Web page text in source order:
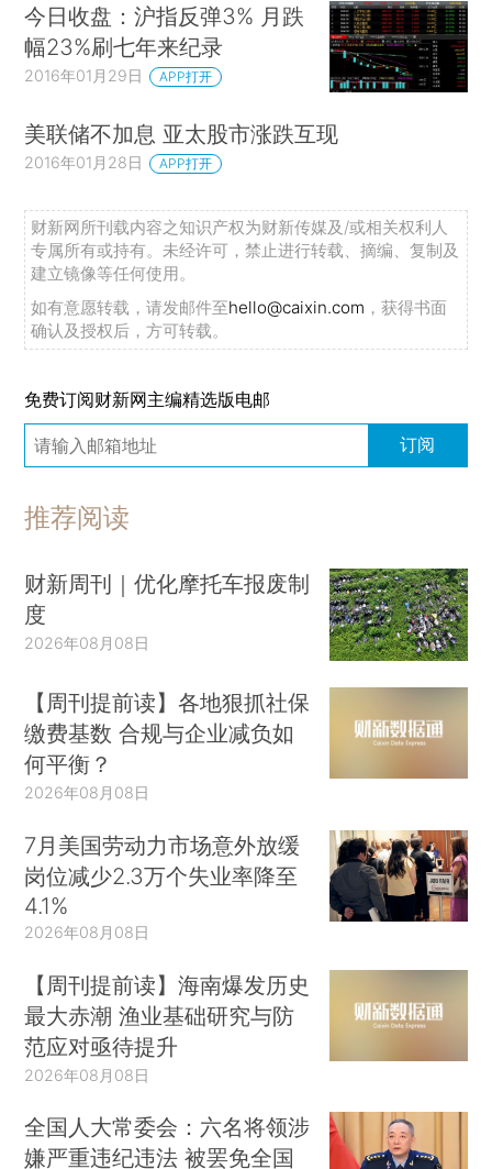
今日收盘：沪指反弹3% 月跌
幅23%刷七年来纪录
2016年01月29日 APP打开
美联储不加息 亚太股市涨跌互现
2016年01月28日 APP打开
财新网所刊载内容之知识产权为财新传媒及/或相关权利人
专属所有或持有。未经许可，禁止进行转载、摘编、复制及
建立镜像等任何使用。
如有意愿转载，请发邮件至hello@caixin.com ，获得书面
确认及授权后，方可转载。
免费订阅财新网主编精选版电邮
订阅
推荐阅读
财新周刊｜优化摩托车报废制
度
2026年08月08日
【周刊提前读】各地狠抓社保
缴费基数 合规与企业减负如
何平衡？
2026年08月08日
7月美国劳动力市场意外放缓
岗位减少2.3万个失业率降至
4.1%
2026年08月08日
【周刊提前读】海南爆发历史
最大赤潮 渔业基础研究与防
范应对亟待提升
2026年08月08日
全国人大常委会：六名将领涉
嫌严重违纪违法 被罢免全国